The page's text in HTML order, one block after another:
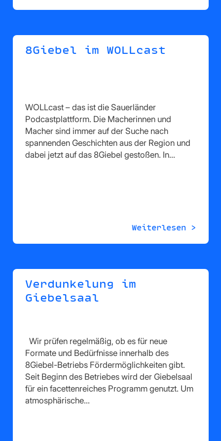
8Giebel im WOLLcast
WOLLcast – das ist die Sauerländer
Podcastplattform. Die Macherinnen und
Macher sind immer auf der Suche nach
spannenden Geschichten aus der Region und
dabei jetzt auf das 8Giebel gestoßen. In…
Weiterlesen >
Verdunkelung im
Giebelsaal
Wir prüfen regelmäßig, ob es für neue
Formate und Bedürfnisse innerhalb des
8Giebel-Betriebs Fördermöglichkeiten gibt.
Seit Beginn des Betriebes wird der Giebelsaal
für ein facettenreiches Programm genutzt. Um
atmosphärische…